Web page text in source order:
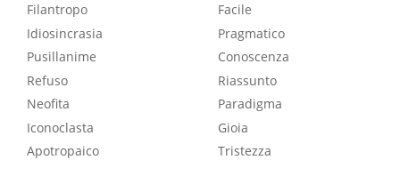
Filantropo
Idiosincrasia
Pusillanime
Refuso
Neofita
Iconoclasta
Apotropaico
Facile
Pragmatico
Conoscenza
Riassunto
Paradigma
Gioia
Tristezza